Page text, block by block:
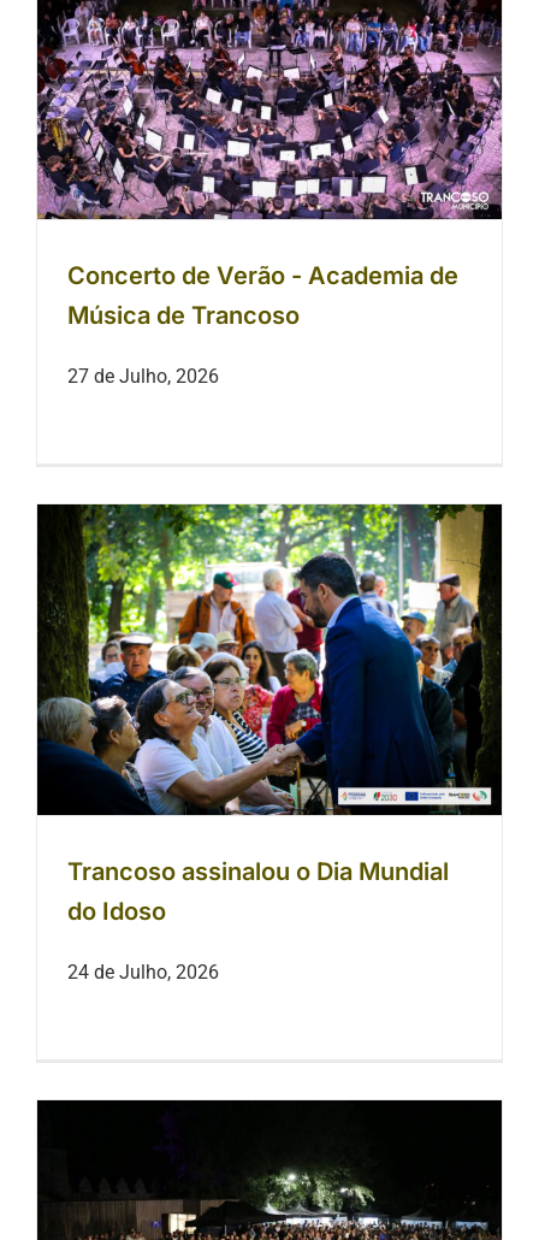
Concerto de Verão - Academia de
Música de Trancoso
Concerto de Verão - Academia de
Música de Trancoso
27 de Julho, 2026
Trancoso assinalou o Dia Mundial do
Idoso
Trancoso assinalou o Dia Mundial
do Idoso
24 de Julho, 2026